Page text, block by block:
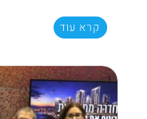
קרא עוד